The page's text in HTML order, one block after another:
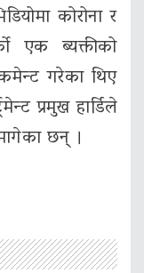
कोरोना र
एक ब्यक्तीको
गरेका थिए
प्रमुख हार्डिले
छन् ।